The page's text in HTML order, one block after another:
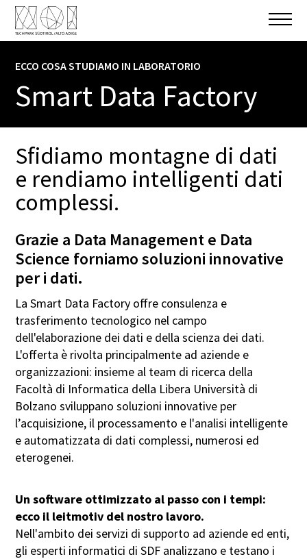
ECCO COSA STUDIAMO IN LABORATORIO
Smart Data Factory
Sfidiamo montagne di dati
e rendiamo intelligenti dati
complessi.
Grazie a Data Management e Data
Science forniamo soluzioni innovative
per i dati.
La Smart Data Factory offre consulenza e
trasferimento tecnologico nel campo
dell'elaborazione dei dati e della scienza dei dati.
L'offerta è rivolta principalmente ad aziende e
organizzazioni: insieme al team di ricerca della
Facoltà di Informatica della Libera Università di
Bolzano sviluppano soluzioni innovative per
l’acquisizione, il processamento e l'analisi intelligente
e automatizzata di dati complessi, numerosi ed
eterogenei.
Un software ottimizzato al passo con i tempi:
ecco il leitmotiv del nostro lavoro.
Nell'ambito dei servizi di supporto ad aziende ed enti,
gli esperti informatici di SDF analizzano e testano i
INFORMARE E CONOSCERE
Digital
GESTIONE
Libera Università di Bolzano
FORM DI CONTATTO
Nome
Cognome
Istituto di ricerca/Istituzione
(facoltativo)
Ruolo (facoltativo)
Indirizzo E-Mail